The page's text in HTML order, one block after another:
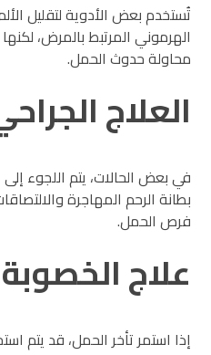
تُستخدم بعض الأدوية لتقليل
الهرموني المرتبط بالمرض،
محاولة حدوث الحمل.
العلاج
في بعض الحالات، يتم اللجوء إلى
بطانة الرحم المهاجرة
فرص الحمل.
علاج الخصوبة
إذا استمر تأخر الحمل، قد يتم